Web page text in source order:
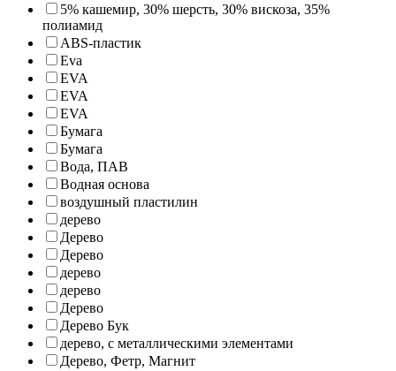
5% кашемир, 30% шерсть, 30% вискоза, 35%
полиамид
ABS-пластик
Eva
EVA
EVA
EVA
Бумага
Бумага
Вода, ПАВ
Водная основа
воздушный пластилин
дерево
Дерево
Дерево
дерево
дерево
Дерево
Дерево Бук
дерево, с металлическими элементами
Дерево, Фетр, Магнит